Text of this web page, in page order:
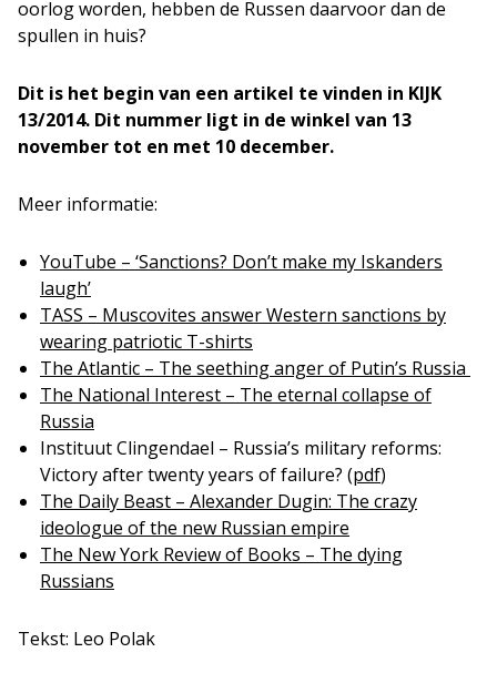
oorlog worden, hebben de Russen daarvoor dan de
spullen in huis?
Dit is het begin van een artikel te vinden in KIJK
13/2014. Dit nummer ligt in de winkel van 13
november tot en met 10 december.
Meer informatie:
YouTube – ‘Sanctions? Don’t make my Iskanders
laugh’
TASS – Muscovites answer Western sanctions by
wearing patriotic T-shirts
The Atlantic – The seething anger of Putin’s Russia
The National Interest – The eternal collapse of
Russia
Instituut Clingendael – Russia’s military reforms:
Victory after twenty years of failure? (pdf)
The Daily Beast – Alexander Dugin: The crazy
ideologue of the new Russian empire
The New York Review of Books – The dying
Russians
Tekst: Leo Polak